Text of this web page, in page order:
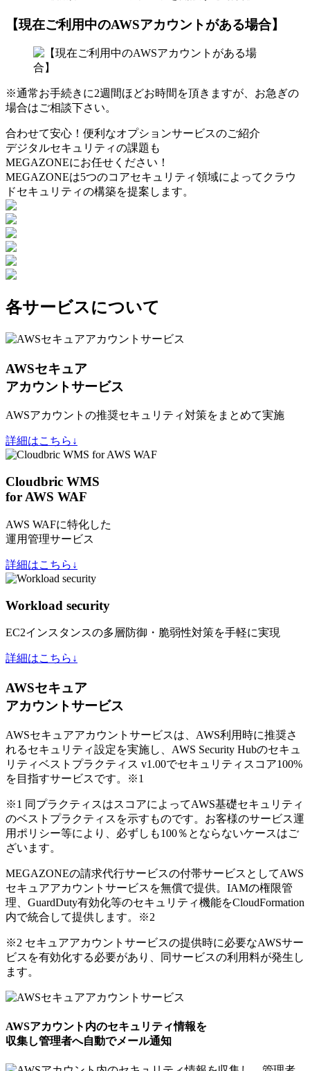
【現在ご利用中のAWSアカウントがある場合】
※通常お手続きに2週間ほどお時間を頂きますが、お急ぎの
場合はご相談下さい。
合わせて安心！便利なオプションサービスのご紹介
デジタルセキュリティの課題も
MEGAZONEにお任せください！
MEGAZONEは5つのコアセキュリティ領域によってクラウ
ドセキュリティの構築を提案します。
各サービスについて
AWSセキュア
アカウントサービス
AWSアカウントの推奨セキュリティ対策をまとめて実施
詳細はこちら↓
Cloudbric WMS
for AWS WAF
AWS WAFに特化した
運用管理サービス
詳細はこちら↓
Workload security
EC2インスタンスの多層防御・脆弱性対策を手軽に実現
詳細はこちら↓
AWSセキュア
アカウントサービス
AWSセキュアアカウントサービスは、AWS利用時に推奨さ
れるセキュリティ設定を実施し、AWS Security Hubのセキュ
リティベストプラクティス v1.00でセキュリティスコア100%
を目指すサービスです。
※1
※1 同プラクティスはスコアによってAWS基礎セキュリティ
のベストプラクティスを示すものです。お客様のサービス運
用ポリシー等により、必ずしも100％とならないケースはご
ざいます。
MEGAZONEの請求代行サービスの付帯サービスとしてAWS
セキュアアカウントサービスを無償で提供。IAMの権限管
理、GuardDuty有効化等のセキュリティ機能をCloudFormation
内で統合して提供します。
※2
※2 セキュアアカウントサービスの提供時に必要なAWSサー
ビスを有効化する必要があり、同サービスの利用料が発生し
ます。
AWSアカウント内のセキュリティ情報を
収集し管理者へ自動でメール通知